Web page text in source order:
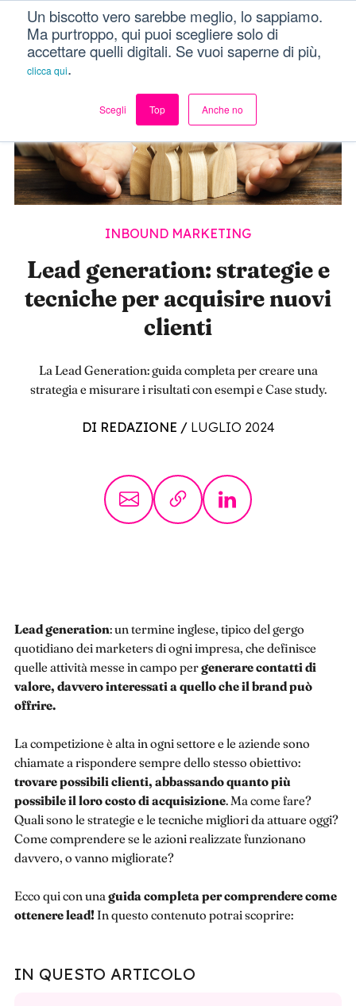
Un biscotto vero sarebbe meglio, lo sappiamo.
Ma purtroppo, qui puoi scegliere solo di
accettare quelli digitali. Se vuoi saperne di più,
clicca qui.
Scegli Top Anche no
Dici Davvero?! Menu
INBOUND MARKETING
Lead generation: strategie e
tecniche per acquisire nuovi
clienti
La Lead Generation: guida completa per creare una
strategia e misurare i risultati con esempi e Case study.
DI REDAZIONE / LUGLIO 2024
Lead generation: un termine inglese, tipico del gergo
quotidiano dei marketers di ogni impresa, che definisce
quelle attività messe in campo pergenerare contatti di
valore, davvero interessati a quello che il brand può
offrire.
La competizione è alta in ogni settore e le aziende sono
chiamate a rispondere sempre dello stesso obiettivo:
trovare possibili clienti, abbassando quanto più
possibile il loro costo di acquisizione. Ma come fare?
Quali sono le strategie e le tecniche migliori da attuare oggi?
Come comprendere se le azioni realizzate funzionano
davvero, o vanno migliorate?
Ecco qui con una guida completa per comprendere come
ottenere lead! In questo contenuto potrai scoprire:
IN QUESTO ARTICOLO